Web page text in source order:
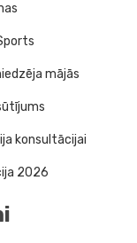
mājās
konsultācijai
2026